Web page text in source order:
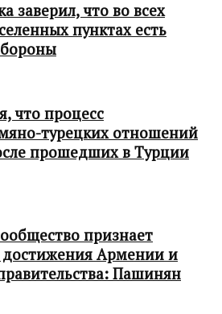
заверил, что во всех
пунктах есть
что процесс
турецких отношений
прошедших в Турции
признает
достижения Армении и
Пашинян